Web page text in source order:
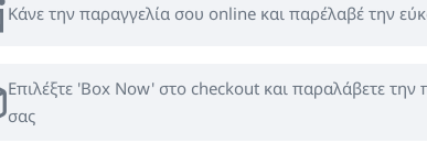
Κάνε την παραγγελία σου online και παρέλαβέ την
Επιλέξτε 'Box Now' στο checkout και παραλάβετε την
σας